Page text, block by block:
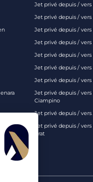
Jet privé depuis / vers
Jet privé depuis /
Jet privé depuis / vers
Jet privé depuis / vers
Jet privé depuis / vers
Jet privé depuis /
Jet privé depuis /
Jet privé depuis / vers
Ciampino
Jet privé depuis /
Jet privé depuis /
Prat